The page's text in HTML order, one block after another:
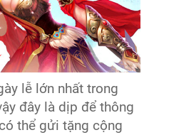
lễ lớn nhất trong
đây là dịp để thông
thể gửi tặng cộng